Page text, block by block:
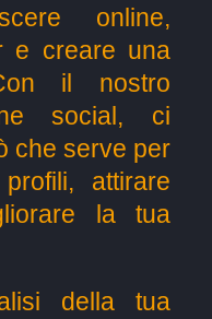
online,
e creare una
il nostro
social, ci
che serve per
attirare
la tua
della tua